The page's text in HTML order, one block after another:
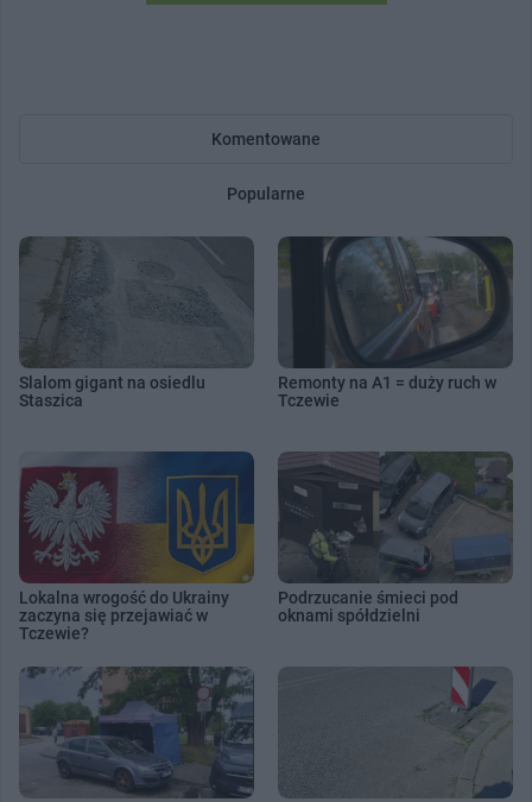
Komentowane
Popularne
Slalom gigant na osiedlu
Staszica
Remonty na A1 = duży ruch w
Tczewie
Lokalna wrogość do Ukrainy
zaczyna się przejawiać w
Tczewie?
Podrzucanie śmieci pod
oknami spółdzielni